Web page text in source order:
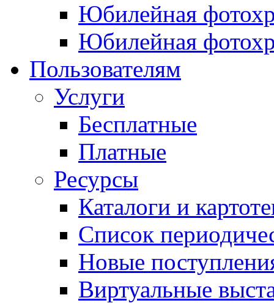
Юбилейная
Юбилейная
Пользователям
Услуги
Бесплатные
Платные
Ресурсы
Каталоги и
Список
Новые
Виртуальные